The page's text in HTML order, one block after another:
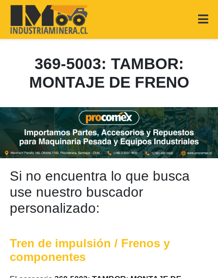
369-5003: TAMBOR:
MONTAJE DE FRENO
Si no encuentra lo que busca
use nuestro buscador
personalizado:
Tren de impulsión / Frenos y
componentes